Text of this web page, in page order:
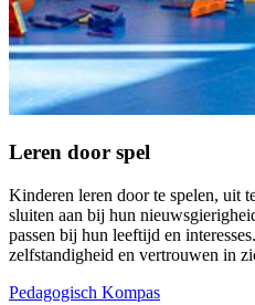
Leren door spel
Kinderen leren door te spelen, uit
sluiten aan bij hun
passen bij hun leeftijd en
zelfstandigheid en vertrouwen in
Pedagogisch Kompas